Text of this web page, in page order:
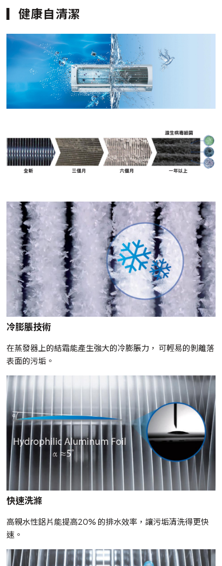
健康自清潔
冷膨脹技術
在蒸發器上的結霜能產生強大的冷膨脹力， 可輕易的剝離落
表面的污垢。
快速洗滌
高親水性鋁片能提高20% 的排水效率，讓污垢清洗得更快
速。